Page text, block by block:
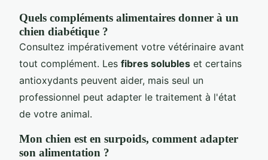
Quels compléments alimentaires donner à un
chien diabétique ?
Consultez impérativement votre vétérinaire avant
tout complément. Les fibres solubles et certains
antioxydants peuvent aider, mais seul un
professionnel peut adapter le traitement à l'état
de votre animal.
Mon chien est en surpoids, comment adapter
son alimentation ?